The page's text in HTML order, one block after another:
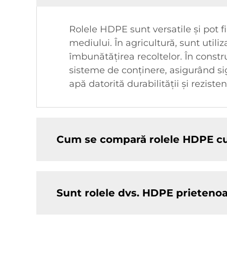
Rolele HDPE sunt versatile și pot
mediului. În agricultură, sunt
îmbunătățirea recoltelor. În
sisteme de conținere, asigurând
apă datorită durabilității și
Cum se compară rolele HDPE
Sunt rolele dvs. HDPE